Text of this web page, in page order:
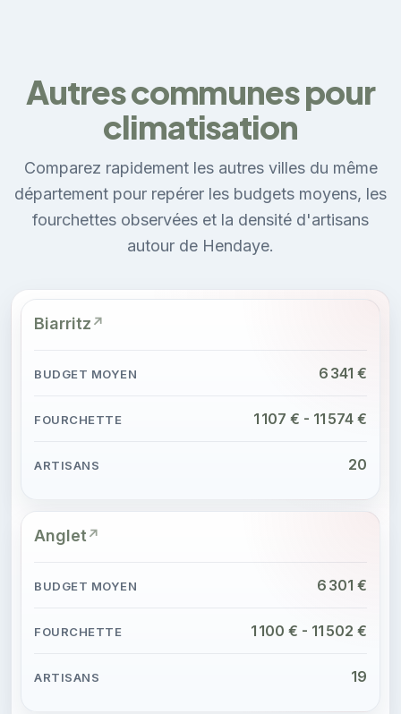
Autres communes pour
climatisation
Comparez rapidement les autres villes du même
département pour repérer les budgets moyens, les
fourchettes observées et la densité d'artisans
autour de Hendaye.
Biarritz
6 341 €
1 107 € - 11 574 €
20
Anglet
6 301 €
1 100 € - 11 502 €
19